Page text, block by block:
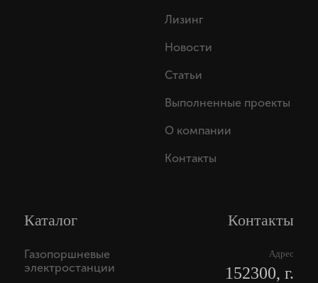
Лизинг
Новости
Статьи
Выполненные проекты
О компании
Контакты
Каталог
Газопоршневые
электростанции
Контакты
Адрес
152300, г.